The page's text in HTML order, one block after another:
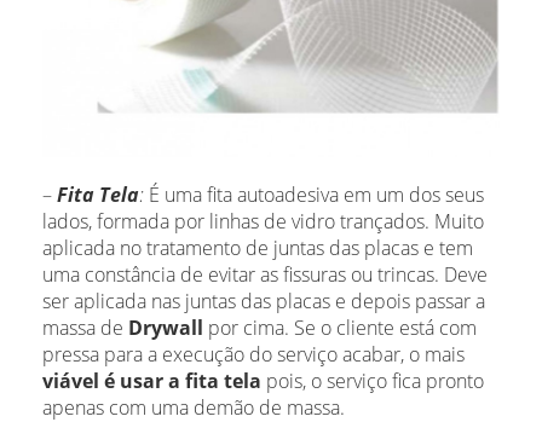
–Fita Tela: É uma fita autoadesiva em um dos seus
lados, formada por linhas de vidro trançados. Muito
aplicada no tratamento de juntas das placas e tem
uma constância de evitar as fissuras ou trincas. Deve
ser aplicada nas juntas das placas e depois passar a
massa de Drywall por cima. Se o cliente está com
pressa para a execução do serviço acabar, o mais
viável é usar a fita tela pois, o serviço fica pronto
apenas com uma demão de massa.